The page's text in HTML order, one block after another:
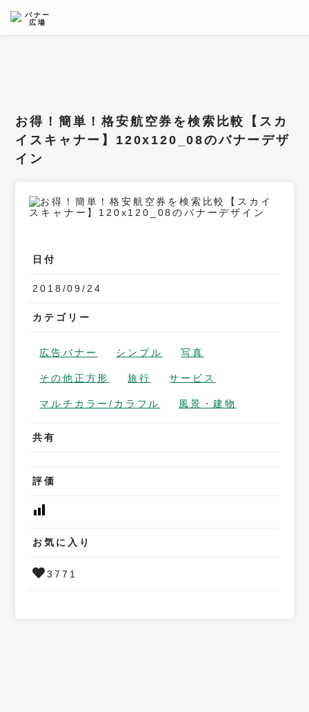
フィルター
サイズ
業種
お得！簡単！格安航空券を検索比較【スカ
イスキャナー】120x120_08のバナーデザ
イン
日付
2018/09/24
カテゴリー
広告バナー シンプル 写真
その他正方形 旅行 サービス
マルチカラー/カラフル 風景・建物
共有
評価
お気に入り
3771